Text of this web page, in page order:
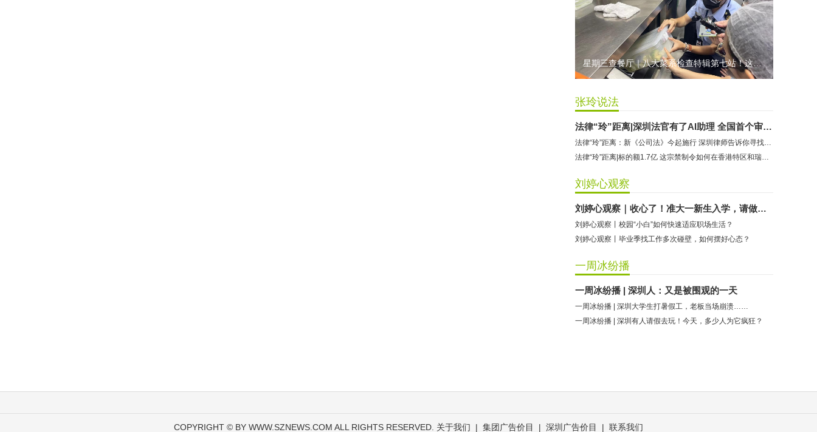
香港卡依宝贝国际婴幼儿游泳馆：商家停业未退费
龅牙兔儿童情商训练营：商家承诺退费未履行
预付式消费退款难 深圳市消委会公开谴责力美健华联店
元宵佳节，发生了“甜蜜的烦恼”该怎么办？星期三查餐厅｜八大菜系检查特辑第七站！这家米其林一星人气闽菜餐厅后厨干净吗？
张玲说法
法律“玲”距离|深圳法官有了AI助理 全国首个审判大模型到底长啥样
刘婷心观察
刘婷心观察｜收心了！准大一新生入学，请做好这些准备
刘婷心观察丨校园“小白”如何快速适应职场生活？
刘婷心观察丨毕业季找工作多次碰壁，如何摆好心态？
一周冰纷播
一周冰纷播 | 深圳人：又是被围观的一天
一周冰纷播 | 深圳大学生打暑假工，老板当场崩溃……
一周冰纷播 | 深圳有人请假去玩！今天，多少人为它疯狂？
COPYRIGHT © BY WWW.SZNEWS.COM ALL RIGHTS RESERVED. 关于我们 | 集团广告价目 | 深圳广告价目 | 联系我们